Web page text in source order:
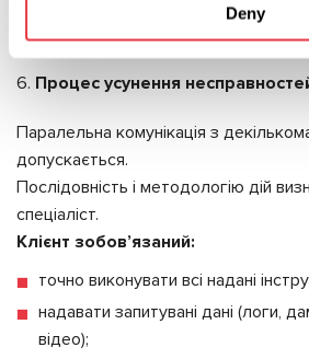
Deny
окреслює орієнтовні строки та
комунікації.
Процес усунення
Паралельна комунікація з
допускається.
Послідовність і методологію дій
спеціаліст.
Клієнт зобов’язаний:
точно виконувати всі надані
надавати запитувані дані (логи,
відео);